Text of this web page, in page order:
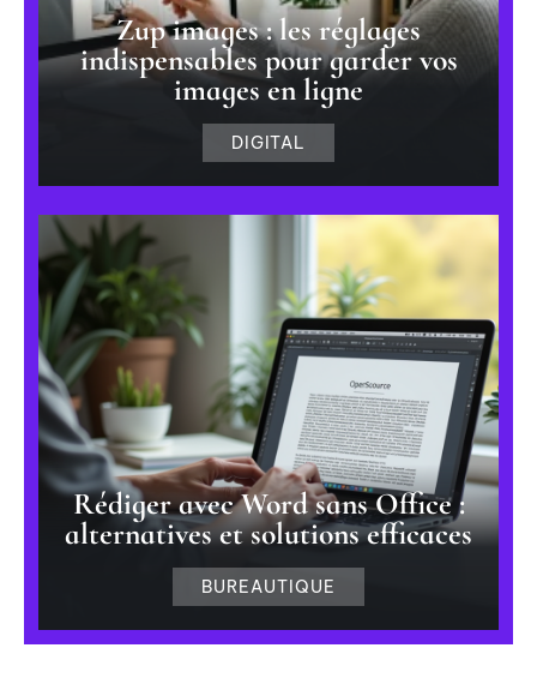
Zup images : les réglages
indispensables pour garder vos
images en ligne
DIGITAL
Rédiger avec Word sans Office :
alternatives et solutions efficaces
BUREAUTIQUE